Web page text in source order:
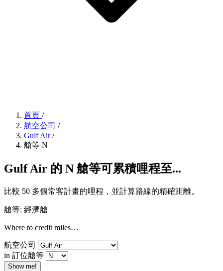
首頁 /
航空公司 /
Gulf Air /
艙等 N
Gulf Air 的 N 艙等可累積哩程至...
比較 50 多個常客計畫的哩程，並計算路線的精確距離。
艙等: 經濟艙
Where to credit miles…
航空公司
in 訂位艙等
Show me!